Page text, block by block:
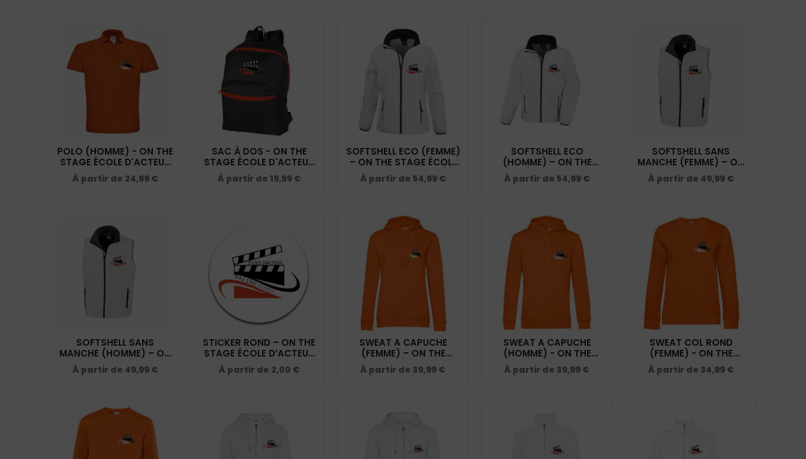
POLO (HOMME) - ON THE
STAGE ÉCOLE D'ACTEUR
FACE CAMÉRA - ORANGE
- BCID1
À partir de 24,99 €
SAC À DOS - ON THE
STAGE ÉCOLE D'ACTEUR
FACE CAMÉRA - ORANGE
- BM903
À partir de 19,99 €
SOFTSHELL ECO (FEMME)
– ON THE STAGE ÉCOLE
D'ACTEUR FACE CAMÉRA
- BLANC - R231F
À partir de 54,99 €
SOFTSHELL ECO
(HOMME) – ON THE
STAGE ÉCOLE D'ACTEUR
FACE CAMÉRA - BLANC -
À partir de 54,99 €
SOFTSHELL SANS
MANCHE (FEMME) – ON
THE STAGE ÉCOLE
D'ACTEUR FACE CAMÉRA
À partir de 49,99 €
SOFTSHELL SANS
MANCHE (HOMME) – ON
THE STAGE ÉCOLE
D'ACTEUR FACE CAMÉRA
À partir de 49,99 €
STICKER ROND – ON THE
STAGE ÉCOLE D’ACTEUR
FACE CAMÉRA – STI001
À partir de 2,00 €
SWEAT A CAPUCHE
(FEMME) – ON THE
STAGE ÉCOLE D'ACTEUR
FACE CAMÉRA - ORANGE
À partir de 39,99 €
SWEAT A CAPUCHE
(HOMME) - ON THE
STAGE ÉCOLE D'ACTEUR
FACE CAMÉRA - ORANGE
À partir de 39,99 €
SWEAT COL ROND
(FEMME) - ON THE
STAGE ÉCOLE D'ACTEUR
FACE CAMÉRA - ORANGE
À partir de 34,99 €